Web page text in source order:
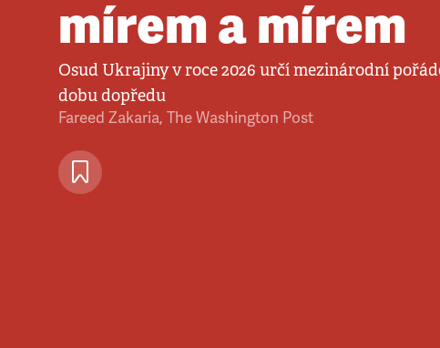
mírem a mírem
Osud Ukrajiny v roce 2026 určí mezinárodní
dobu dopředu
Fareed Zakaria, The Washington Post